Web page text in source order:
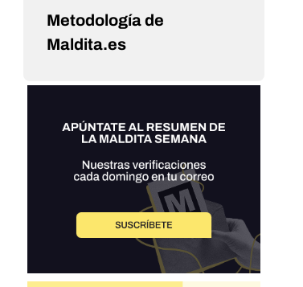
Metodología de
Maldita.es